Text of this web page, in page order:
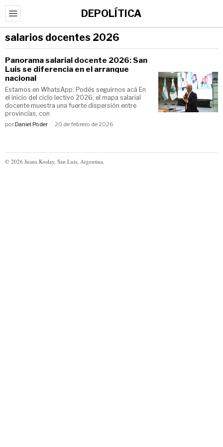
DEPOLÍTICA
salarios docentes 2026
Panorama salarial docente 2026: San
Luis se diferencia en el arranque
nacional
Estamos en WhatsApp: Podés seguirnos acá En
el inicio del ciclo lectivo 2026, el mapa salarial
docente muestra una fuerte dispersión entre
provincias, con
por Daniel Poder 20 de febrero de 2026
© 2026 Juana Koslay, San Luis, Argentina.